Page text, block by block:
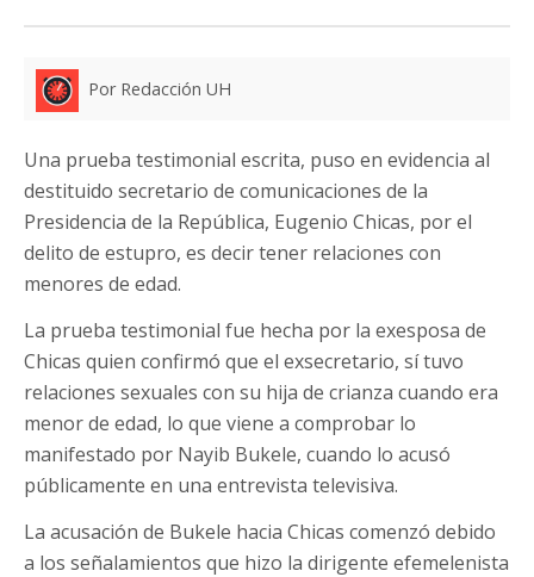
Por Redacción UH
Una prueba testimonial escrita, puso en evidencia al
destituido secretario de comunicaciones de la
Presidencia de la República, Eugenio Chicas, por el
delito de estupro, es decir tener relaciones con
menores de edad.
La prueba testimonial fue hecha por la exesposa de
Chicas quien confirmó que el exsecretario, sí tuvo
relaciones sexuales con su hija de crianza cuando era
menor de edad, lo que viene a comprobar lo
manifestado por Nayib Bukele, cuando lo acusó
públicamente en una entrevista televisiva.
La acusación de Bukele hacia Chicas comenzó debido
a los señalamientos que hizo la dirigente efemelenista